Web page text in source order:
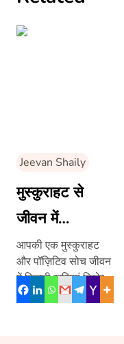
Jeevan Shaily
मुस्कुराहट से
जीवन में
पॉज़िटिविटी बनी
रहती है- डॉ. साई
कौस्तुभ दासगुप्ता
आपकी एक मुस्कुराहट
और पॉज़िटिव सोच जीवन
में कितनी खुशियां बिखेर
सकती है। यदि यह